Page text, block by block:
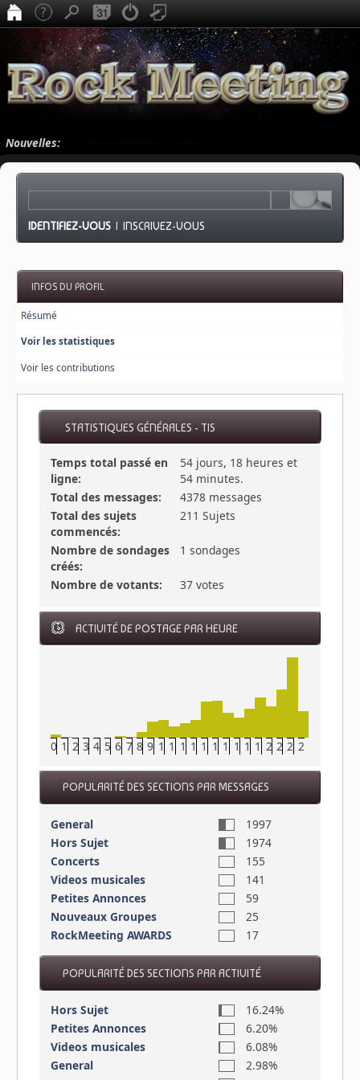
Nouvelles:
IDENTIFIEZ-VOUS |INSCRIVEZ-VOUS
INFOS DU PROFIL
Résumé
Voir les statistiques
Voir les contributions
STATISTIQUES GÉNÉRALES - TIS
Temps total passé en
ligne:
54 jours, 18 heures et
54 minutes.
Total des messages:
4378 messages
Total des sujets
commencés:
211 Sujets
Nombre de sondages
créés:
1 sondages
Nombre de votants: 37 votes
ACTIVITÉ DE POSTAGE PAR HEURE
0 1 2 3 4 5 6 7 8 9 1011121314151617181920212223
POPULARITÉ DES SECTIONS PAR MESSAGES
General
1997
Hors Sujet
1974
Concerts
155
Videos musicales
141
Petites Annonces
59
Nouveaux Groupes
25
RockMeeting AWARDS
17
POPULARITÉ DES SECTIONS PAR ACTIVITÉ
Hors Sujet
16.24%
Petites Annonces
6.20%
Videos musicales
6.08%
General
2.98%